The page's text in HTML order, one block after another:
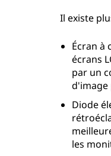
Il existe
Écran à
écrans
par un
d'image
Diode
les